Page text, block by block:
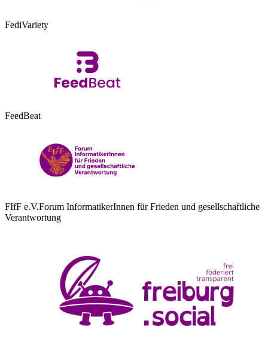
FediVariety
FeedBeat
FIfF e.V.Forum InformatikerInnen für Frieden und gesellschaftliche
Verantwortung